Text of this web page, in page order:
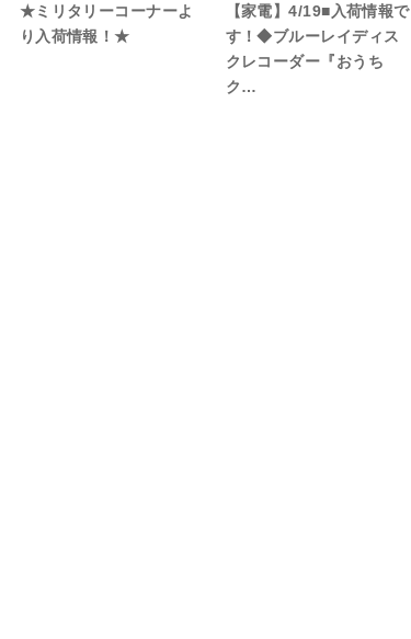
★ミリタリーコーナーよ
り入荷情報！★
【家電】4/19■入荷情報で
す！◆ブルーレイディス
クレコーダー『おうち
ク…